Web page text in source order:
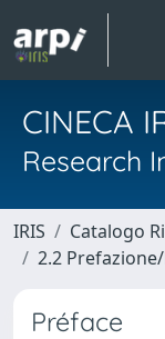
CINECA
Research
IRIS Catalogo
2.2
Préface